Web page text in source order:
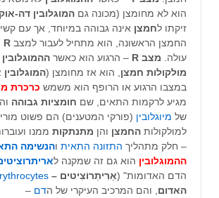
הוא לא מחומצן (מכונה גם המוגלובין דה-
זיקתו לחמצן אינה גבוהה במיוחד, אך עם
החמצן הראשונה, הוא מתחיל לעבור למצב R
עולה. מצב R – הרגוע הוא כאשר ההמוגלובין
מולקולות חמצן , הוא אז מחומצן (
במצבו הרגוע או הרופף הוא משמש כרכרת
מגיע לרקמות התאים, שם חומציות גבוהה
של מיוגלובין (פורקי המטענים) הם פשוט
למולקולות החמצן והן מתנתקות ממנו
– חלק מתהליך התזונה התאית והנשימה
ההמוגלובין הוא גם זה שמקנה ל
הדם האדומות" (אֵרִיתְרוֹצִיטים –
האדום , והם המרכיב העיקרי של הדם –